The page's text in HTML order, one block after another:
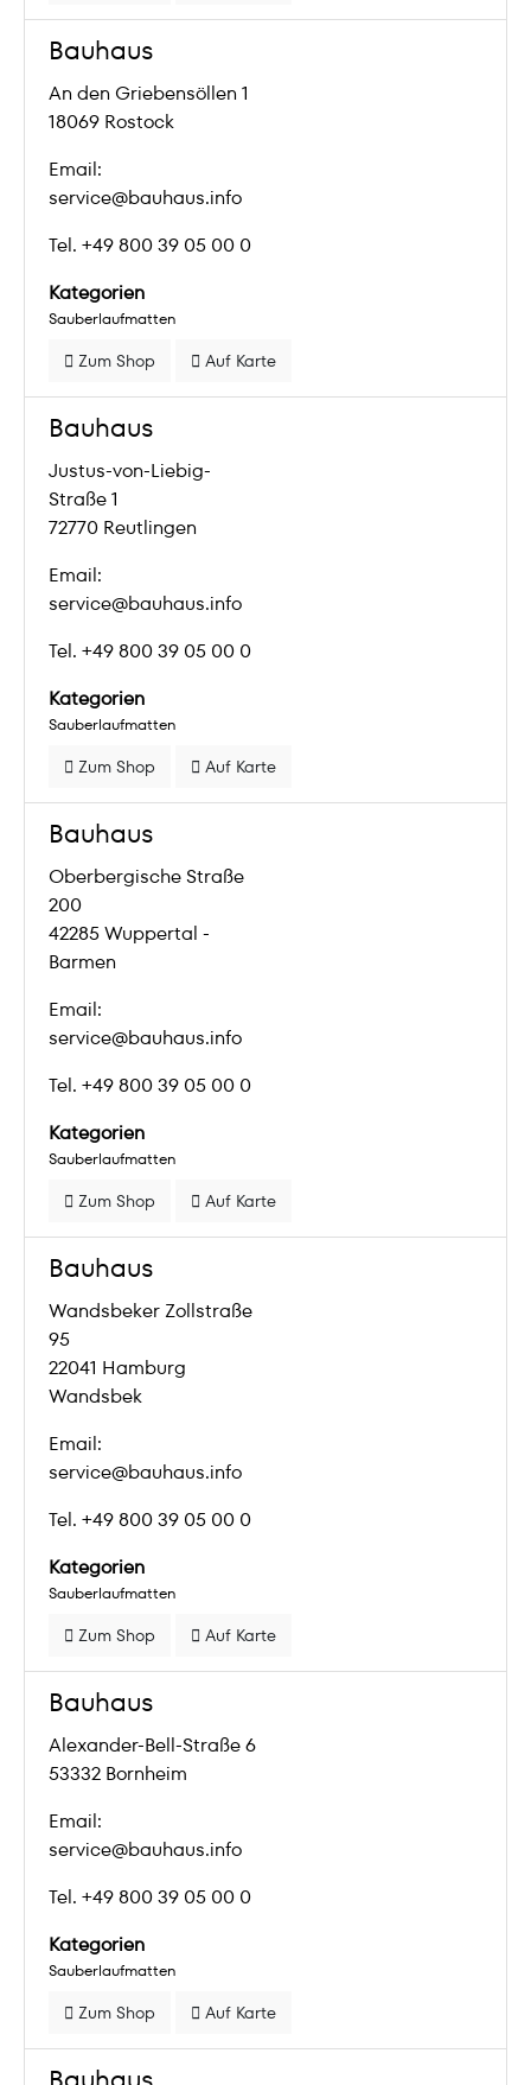
Bauhaus
An den Griebensöllen 1
18069 Rostock
Email:
service@bauhaus.info
Tel. +49 800 39 05 00 0
Kategorien
Sauberlaufmatten
Zum Shop Auf Karte
Bauhaus
Justus-von-Liebig-
Straße 1
72770 Reutlingen
Email:
service@bauhaus.info
Tel. +49 800 39 05 00 0
Kategorien
Sauberlaufmatten
Zum Shop Auf Karte
Bauhaus
Oberbergische Straße
200
42285 Wuppertal -
Barmen
Email:
service@bauhaus.info
Tel. +49 800 39 05 00 0
Kategorien
Sauberlaufmatten
Zum Shop Auf Karte
Bauhaus
Wandsbeker Zollstraße
95
22041 Hamburg
Wandsbek
Email:
service@bauhaus.info
Tel. +49 800 39 05 00 0
Kategorien
Sauberlaufmatten
Zum Shop Auf Karte
Bauhaus
Alexander-Bell-Straße 6
53332 Bornheim
Email:
service@bauhaus.info
Tel. +49 800 39 05 00 0
Kategorien
Sauberlaufmatten
Zum Shop Auf Karte